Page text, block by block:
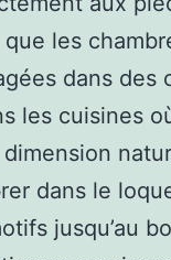
les
dans des
les cuisines
dans le
jusqu’au